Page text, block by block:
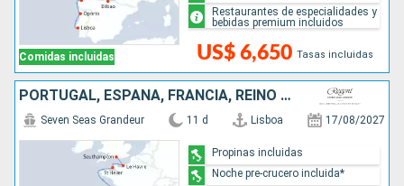
Comidas incluidas US$ 6,650 Tasas incluidas
Restaurantes de especialidades y
bebidas premium incluidos
PORTUGAL, ESPAÑA, FRANCIA, REINO UNIDO
Seven Seas Grandeur 11 d Lisboa 17/08/2027
Propinas incluidas
Noche pre-crucero incluida*